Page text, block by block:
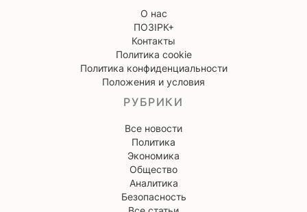
О нас
ПОЗІРК+
Контакты
Политика cookie
Политика конфиденциальности
Положения и условия
РУБРИКИ
Все новости
Политика
Экономика
Общество
Аналитика
Безопасность